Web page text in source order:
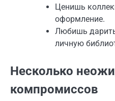
Ценишь
оформление.
Любишь
личную
Несколько
компромиссов